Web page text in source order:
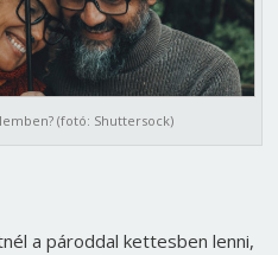
(fotó: Shuttersock)
a pároddal kettesben lenni,